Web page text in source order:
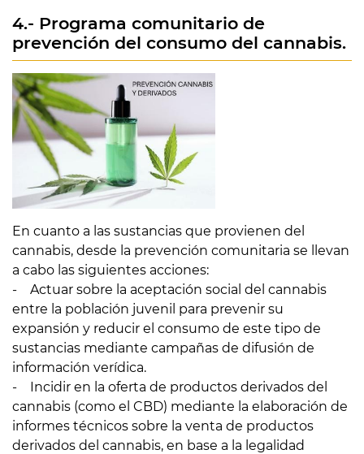
4.- Programa comunitario de
prevención del consumo del cannabis.
En cuanto a las sustancias que provienen del
cannabis, desde la prevención comunitaria se llevan
a cabo las siguientes acciones:
- Actuar sobre la aceptación social del cannabis
entre la población juvenil para prevenir su
expansión y reducir el consumo de este tipo de
sustancias mediante campañas de difusión de
información verídica.
- Incidir en la oferta de productos derivados del
cannabis (como el CBD) mediante la elaboración de
informes técnicos sobre la venta de productos
derivados del cannabis, en base a la legalidad